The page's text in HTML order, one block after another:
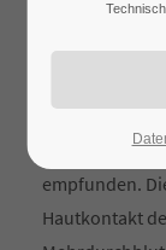
einmal zu
Gegensatz
Ansteigen der
empfunden.
Hautkontakt